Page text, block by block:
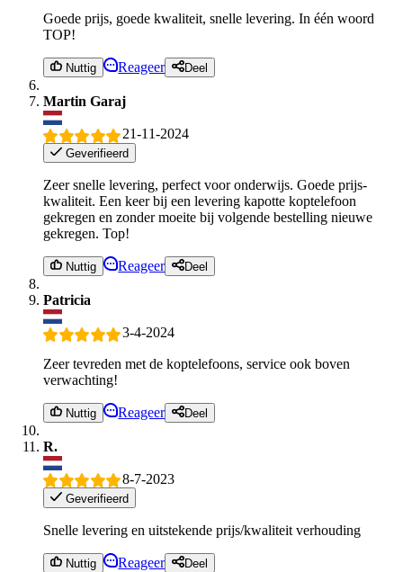
Goede prijs, goede kwaliteit, snelle levering. In één woord
TOP!
Nuttig Reageer Deel
Martin Garaj
21-11-2024
Geverifieerd
Zeer snelle levering, perfect voor onderwijs. Goede prijs-
kwaliteit. Een keer bij een levering kapotte koptelefoon
gekregen en zonder moeite bij volgende bestelling nieuwe
gekregen. Top!
Nuttig Reageer Deel
Patricia
3-4-2024
Zeer tevreden met de koptelefoons, service ook boven
verwachting!
Nuttig Reageer Deel
R.
8-7-2023
Geverifieerd
Snelle levering en uitstekende prijs/kwaliteit verhouding
Nuttig Reageer Deel